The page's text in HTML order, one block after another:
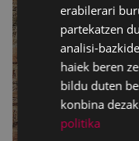
erabilerari
partekatzen
analisi-
haiek beren
bildu duten
konbina
politika